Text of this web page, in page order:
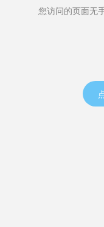
您访问的页面无